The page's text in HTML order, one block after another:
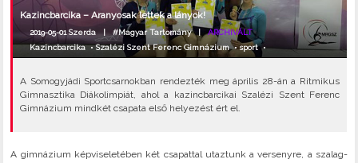
Kazincbarcika – Aranyosak lettek a lányok!
2019-05-01 Szerda |#Magyar Tartomány|ARCHIVÁLT
Kazincbarcika•Szalézi Szent Ferenc Gimnázium•sport•
A Somogyjádi Sportcsarnokban rendezték meg április 28-án a Ritmikus
Gimnasztika Diákolimpiát, ahol a kazincbarcikai Szalézi Szent Ferenc
Gimnázium mindkét csapata első helyezést ért el.
A gimnázium képviseletében két csapattal utaztunk a versenyre, a szalag-